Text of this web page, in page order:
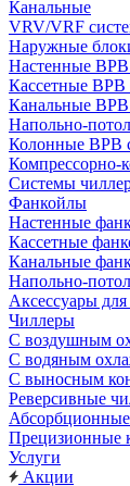
Канальные
VRV/VRF
Наружные
Настенные
Кассетные ВРВ
Канальные
Напольно-
Колонные ВРВ
Компрессорно-
Системы
Фанкойлы
Настенные
Кассетные
Канальные
Напольно-
Аксессуары
Чиллеры
С воздушным
С водяным
С выносным
Реверсивные
Прецизионные
Услуги
Акции